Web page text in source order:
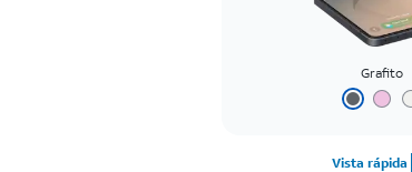
Grafito
Vista rápida